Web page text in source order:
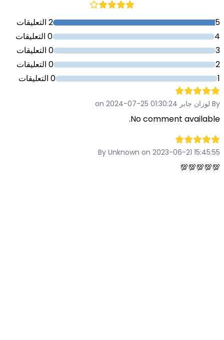
5
2 التعليقات
4
0 التعليقات
3
0 التعليقات
2
0 التعليقات
1
0 التعليقات
By لوزان جابر on 2024-07-25 01:30:24
No comment available.
By Unknown on 2023-06-21 15:45:55
💯💯💯💯💯